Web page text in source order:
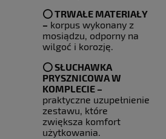
⭕️TRWAŁE MATERIAŁY
– korpus wykonany z
mosiądzu, odporny na
wilgoć i korozję.
⭕️SŁUCHAWKA
PRYSZNICOWA W
KOMPLECIE –
praktyczne uzupełnienie
zestawu, które
zwiększa komfort
użytkowania.